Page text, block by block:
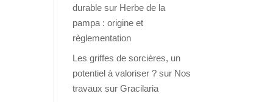
durable sur Herbe de la
pampa : origine et
règlementation
Les griffes de sorcières, un
potentiel à valoriser ? sur Nos
travaux sur Gracilaria